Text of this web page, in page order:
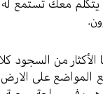
يتكلم معك تستمع
الأكثار من السجود
على